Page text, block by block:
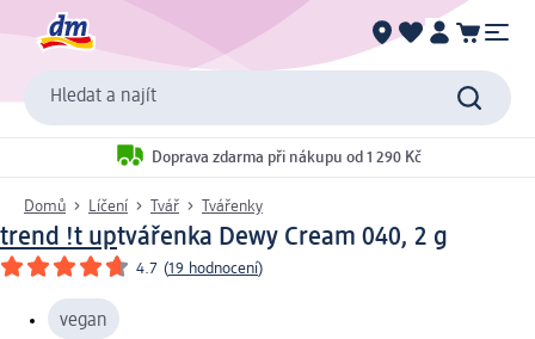
Hledat a najít
Doprava zdarma při nákupu od 1 290 Kč
Domů Líčení Tvář Tvářenky
trend !t uptvářenka Dewy Cream 040, 2 g
4.7 (19 hodnocení)
vegan